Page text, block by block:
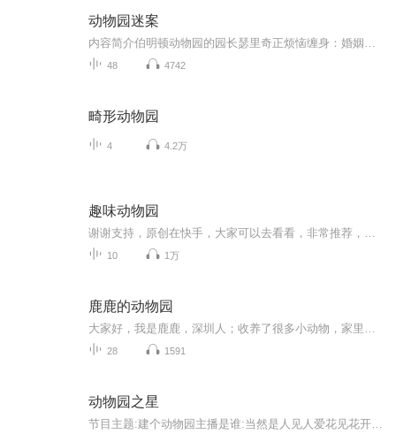
动物园迷案
48 4742
畸形动物园
4 4.2万
趣味动物园
10 1万
鹿鹿的动物园
28 1591
动物园之星